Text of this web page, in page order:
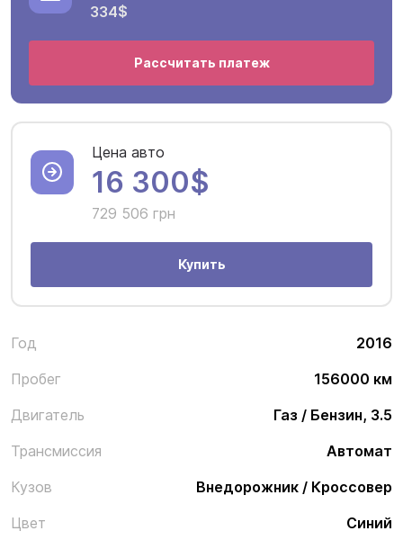
Год
2016
Пробег
156000 км
Двигатель
Газ / Бензин, 3.5
Трансмиссия
Автомат
Кузов
Внедорожник / Кроссовер
Цвет
Синий
334$
Рассчитать платеж
Цена авто
16 300$
729 506 грн
Купить